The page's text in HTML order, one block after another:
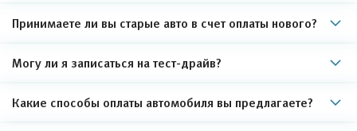
Принимаете ли вы старые авто в счет оплаты нового?
Могу ли я записаться на тест-драйв?
Какие способы оплаты автомобиля вы предлагаете?